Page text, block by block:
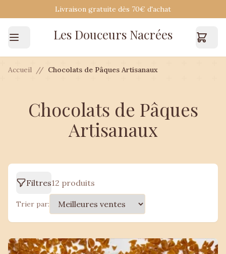
Livraison gratuite dès 70€ d'achat
Les Douceurs Nacrées
Accueil / Chocolats de Pâques Artisanaux
Chocolats de Pâques
Artisanaux
Filtres12 produits
Trier par: